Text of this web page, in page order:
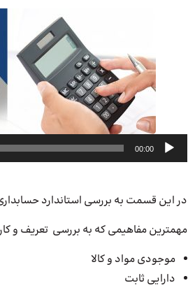
پخش‌کننده
صوت
00:00
در این قسمت به بررسی استاندارد حسابداری شماره 8 که با عنوان استاندارد موجودی مواد و کالا
مهمترین مفاهیمی که به بررسی تعریف و
موجودی مواد و کالا
دارایی ثابت